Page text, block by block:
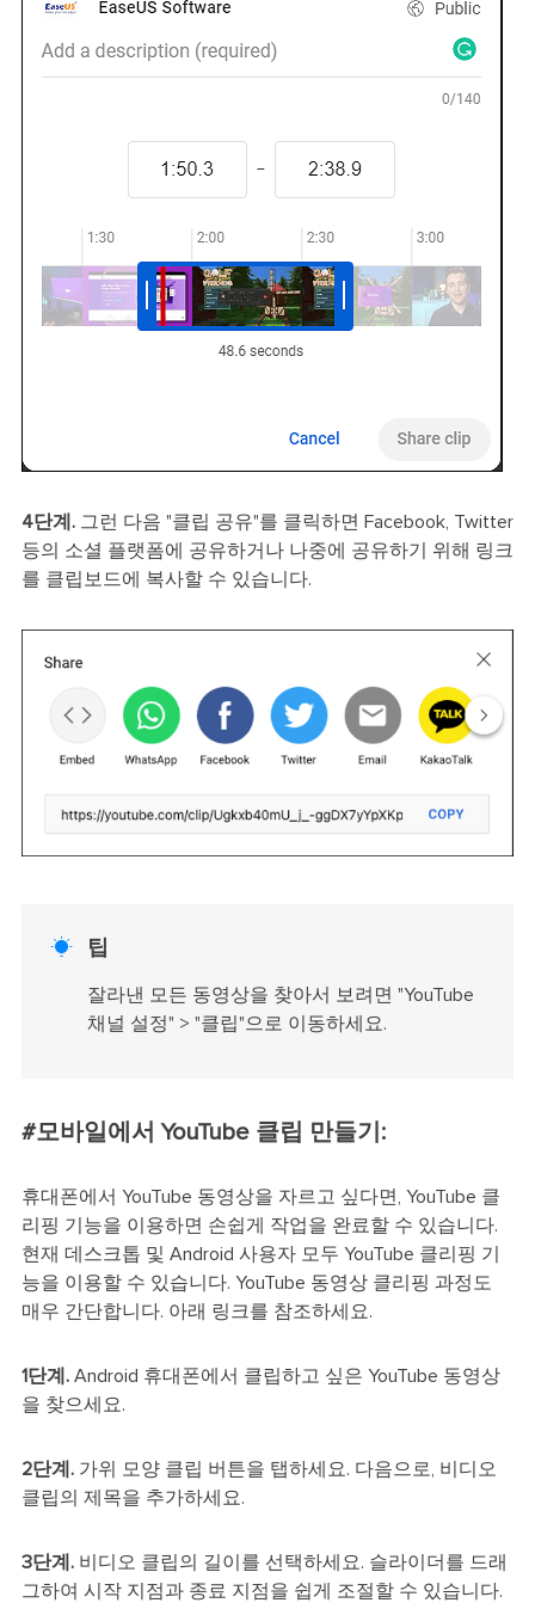
4단계.그런 다음 "클립 공유"를 클릭하면 Facebook, Twitter
등의 소셜 플랫폼에 공유하거나 나중에 공유하기 위해 링크
를 클립보드에 복사할 수 있습니다.
 팁
잘라낸 모든 동영상을 찾아서 보려면 "YouTube
채널 설정" > "클립"으로 이동하세요.
#모바일에서 YouTube 클립 만들기:
휴대폰에서 YouTube 동영상을 자르고 싶다면, YouTube 클
리핑 기능을 이용하면 손쉽게 작업을 완료할 수 있습니다.
현재 데스크톱 및 Android 사용자 모두 YouTube 클리핑 기
능을 이용할 수 있습니다. YouTube 동영상 클리핑 과정도
매우 간단합니다. 아래 링크를 참조하세요.
1단계.Android 휴대폰에서 클립하고 싶은 YouTube 동영상
을 찾으세요.
2단계.가위 모양 클립 버튼을 탭하세요. 다음으로, 비디오
클립의 제목을 추가하세요.
3단계.비디오 클립의 길이를 선택하세요. 슬라이더를 드래
그하여 시작 지점과 종료 지점을 쉽게 조절할 수 있습니다.